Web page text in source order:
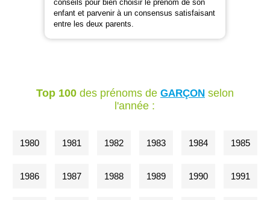
conseils pour bien choisir le prénom de son
enfant et parvenir à un consensus satisfaisant
entre les deux parents.
Top 100des prénoms de GARÇONselon
l'année :
1980 1981 1982 1983 1984 1985
1986 1987 1988 1989 1990 1991